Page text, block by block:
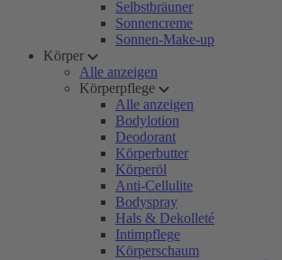
Selbstbräuner
Sonnencreme
Sonnen-Make-up
Körper
Alle anzeigen
Körperpflege
Alle anzeigen
Bodylotion
Deodorant
Körperbutter
Körperöl
Anti-Cellulite
Bodyspray
Hals & Dekolleté
Intimpflege
Körperschaum